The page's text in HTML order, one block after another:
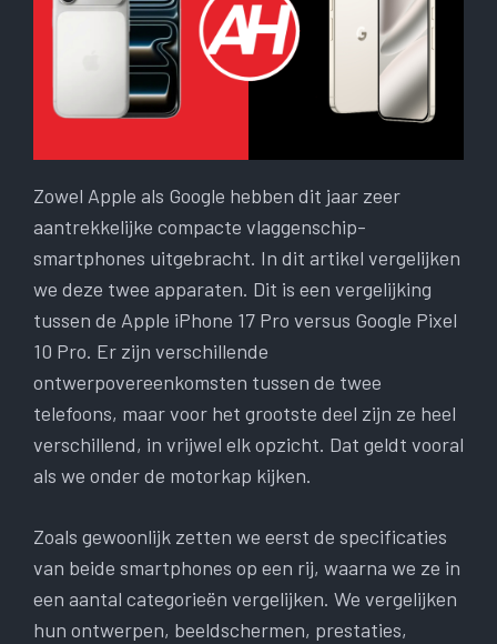
Zowel Apple als Google hebben dit jaar zeer
aantrekkelijke compacte vlaggenschip-
smartphones uitgebracht. In dit artikel vergelijken
we deze twee apparaten. Dit is een vergelijking
tussen de Apple iPhone 17 Pro versus Google Pixel
10 Pro. Er zijn verschillende
ontwerpovereenkomsten tussen de twee
telefoons, maar voor het grootste deel zijn ze heel
verschillend, in vrijwel elk opzicht. Dat geldt vooral
als we onder de motorkap kijken.
Zoals gewoonlijk zetten we eerst de specificaties
van beide smartphones op een rij, waarna we ze in
een aantal categorieën vergelijken. We vergelijken
hun ontwerpen, beeldschermen, prestaties,